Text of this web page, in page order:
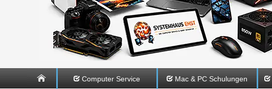
Computer Service Mac & PC Schulungen